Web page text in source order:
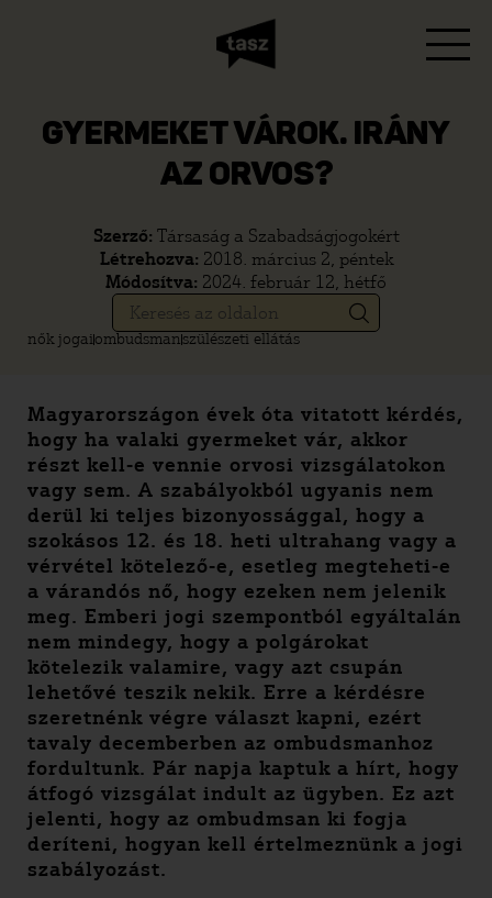
GYERMEKET VÁROK. IRÁNY
AZ ORVOS?
Szerző: Társaság a Szabadságjogokért
Létrehozva: 2018. március 2, péntek
Módosítva: 2024. február 12, hétfő
nők jogaiombudsmanszülészeti ellátás
Magyarországon évek óta vitatott kérdés,
hogy ha valaki gyermeket vár, akkor
részt kell-e vennie orvosi vizsgálatokon
vagy sem. A szabályokból ugyanis nem
derül ki teljes bizonyossággal, hogy a
szokásos 12. és 18. heti ultrahang vagy a
vérvétel kötelező-e, esetleg megteheti-e
a várandós nő, hogy ezeken nem jelenik
meg. Emberi jogi szempontból egyáltalán
nem mindegy, hogy a polgárokat
kötelezik valamire, vagy azt csupán
lehetővé teszik nekik. Erre a kérdésre
szeretnénk végre választ kapni, ezért
tavaly decemberben az ombudsmanhoz
fordultunk. Pár napja kaptuk a hírt, hogy
átfogó vizsgálat indult az ügyben. Ez azt
jelenti, hogy az ombudmsan ki fogja
deríteni, hogyan kell értelmeznünk a jogi
szabályozást.